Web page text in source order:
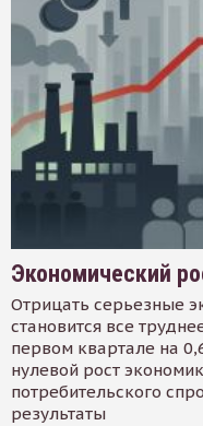
Экономический
Отрицать серьезные
становится все
первом квартале на
нулевой рост
потребительского
результаты